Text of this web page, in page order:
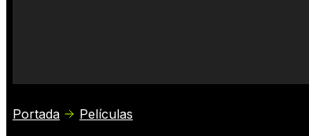
Portada Películas